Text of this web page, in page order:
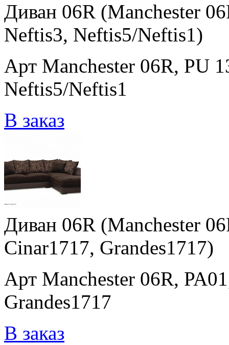
Диван 06R (Manchester
Neftis3, Neftis5/Neftis1)
Арт Manchester 06R, PU
Neftis5/Neftis1
В заказ
Диван 06R (Manchester
Cinar1717, Grandes1717)
Арт Manchester 06R,
Grandes1717
В заказ